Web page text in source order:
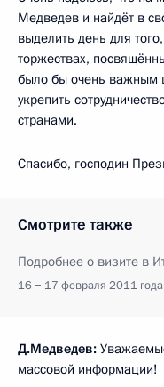
Медведев и найдёт в
выделить день для
торжествах,
было бы очень важным
укрепить
странами.
Спасибо, господин
Смотрите также
Подробнее о визите в
16 − 17 февраля 2011 года
Д.Медведев:
массовой информации!